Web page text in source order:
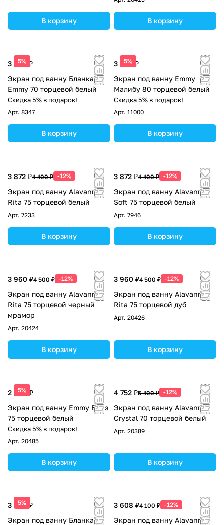
В корзину В корзину
5%
3 390 ₽
Экран под ванну Бланка
Emmy 70 торцевой белый
Скидка 5% в подарок!
Арт. 8347
В корзину
5%
3 390 ₽
Экран под ванну Emmy
Малибу 80 торцевой белый
Скидка 5% в подарок!
Арт. 11000
В корзину
3 872 ₽4 400 ₽ -12%
Экран под ванну Alavann
Rita 75 торцевой белый
Арт. 7233
В корзину
3 872 ₽4 400 ₽ -12%
Экран под ванну Alavann
Soft 75 торцевой белый
Арт. 7946
В корзину
3 960 ₽4 500 ₽ -12%
Экран под ванну Alavann
Rita 75 торцевой черный
мрамор
Арт. 20424
В корзину
3 960 ₽4 500 ₽ -12%
Экран под ванну Alavann
Rita 75 торцевой дуб
Арт. 20426
В корзину
5%
2 600 ₽
Экран под ванну Emmy Бриз
75 торцевой белый
Скидка 5% в подарок!
Арт. 20485
В корзину
4 752 ₽5 400 ₽ -12%
Экран под ванну Alavann
Crystal 70 торцевой белый
Арт. 20389
В корзину
5%
3 390 ₽
Экран под ванну Бланка
3 608 ₽4 100 ₽ -12%
Экран под ванну Alavann